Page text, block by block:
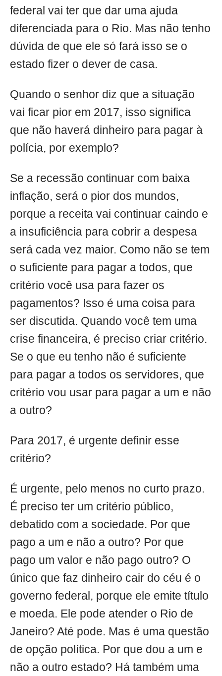
federal vai ter que dar uma ajuda
diferenciada para o Rio. Mas não tenho
dúvida de que ele só fará isso se o
estado fizer o dever de casa.
Quando o senhor diz que a situação
vai ficar pior em 2017, isso significa
que não haverá dinheiro para pagar à
polícia, por exemplo?
Se a recessão continuar com baixa
inflação, será o pior dos mundos,
porque a receita vai continuar caindo e
a insuficiência para cobrir a despesa
será cada vez maior. Como não se tem
o suficiente para pagar a todos, que
critério você usa para fazer os
pagamentos? Isso é uma coisa para
ser discutida. Quando você tem uma
crise financeira, é preciso criar critério.
Se o que eu tenho não é suficiente
para pagar a todos os servidores, que
critério vou usar para pagar a um e não
a outro?
Para 2017, é urgente definir esse
critério?
É urgente, pelo menos no curto prazo.
É preciso ter um critério público,
debatido com a sociedade. Por que
pago a um e não a outro? Por que
pago um valor e não pago outro? O
único que faz dinheiro cair do céu é o
governo federal, porque ele emite título
e moeda. Ele pode atender o Rio de
Janeiro? Até pode. Mas é uma questão
de opção política. Por que dou a um e
não a outro estado? Há também uma